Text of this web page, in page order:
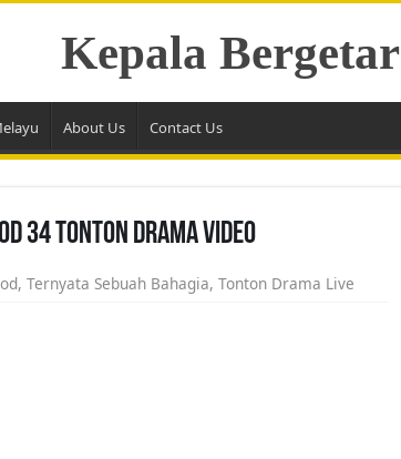
Kepala Bergetar
About Us Contact Us
34 Tonton Drama Video
, Ternyata Sebuah Bahagia, Tonton Drama Live